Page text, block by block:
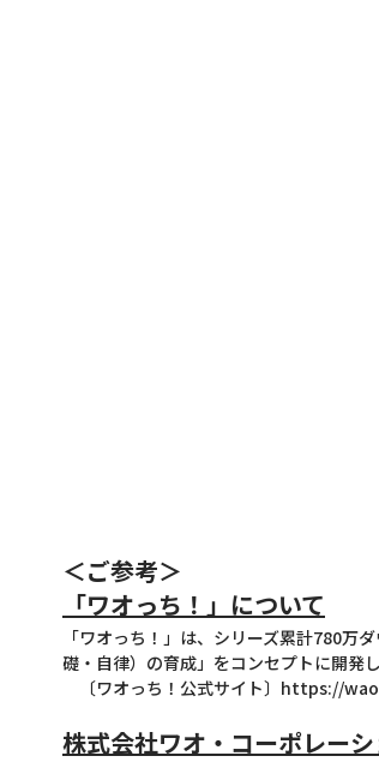
＜ご参考＞
「ワオっち！」について
「ワオっち！」は、シリーズ累計780万
礎・自律）の育成」をコンセプトに開発
〔ワオっち！公式サイト〕 https://
株式会社ワオ・コーポレー